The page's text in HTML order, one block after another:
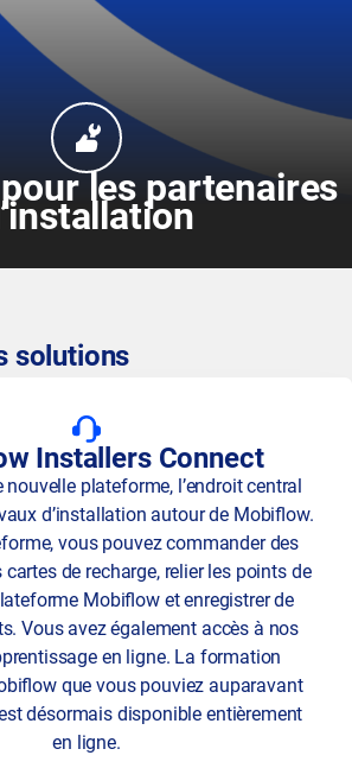
les partenaires
solutions
Installers Connect
nouvelle plateforme, l’endroit central
d’installation autour de Mobiflow.
vous pouvez commander des
de recharge, relier les points de
Mobiflow et enregistrer de
Vous avez également accès à nos
en ligne. La formation
que vous pouviez auparavant
désormais disponible entièrement
en ligne.